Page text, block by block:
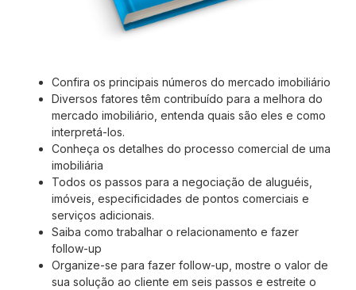
Confira os principais números do mercado imobiliário
Diversos fatores têm contribuído para a melhora do
mercado imobiliário, entenda quais são eles e como
interpretá-los.
Conheça os detalhes do processo comercial de uma
imobiliária
Todos os passos para a negociação de aluguéis,
imóveis, especificidades de pontos comerciais e
serviços adicionais.
Saiba como trabalhar o relacionamento e fazer
follow-up
Organize-se para fazer follow-up, mostre o valor de
sua solução ao cliente em seis passos e estreite o